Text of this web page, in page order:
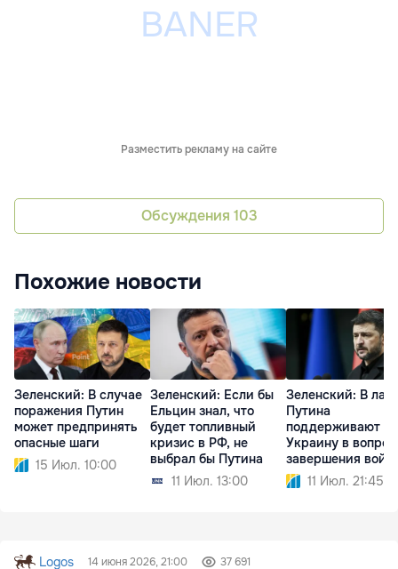
Разместить рекламу на сайте
Обсуждения 103
Похожие новости
Зеленский: В случае
поражения Путин
может предпринять
опасные шаги
15 Июл. 10:00
Зеленский: Если бы
Ельцин знал, что
будет топливный
кризис в РФ, не
выбрал бы Путина
11 Июл. 13:00
Зеленский: В
Путина
поддерживают
Украину в
завершения
11 Июл. 21:45
Logos 14 июня 2026, 21:00 37 691